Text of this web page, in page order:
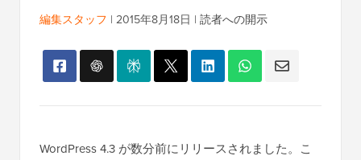
編集スタッフ | 2015年8月18日 | 読者への開示
WordPress 4.3 が数分前にリリースされました。こ